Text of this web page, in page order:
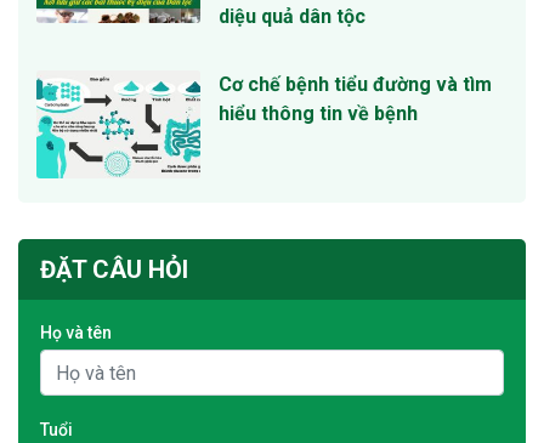
diệu quả dân tộc
Cơ chế bệnh tiểu đường và tìm
hiểu thông tin về bệnh
ĐẶT CÂU HỎI
Họ và tên
Tuổi